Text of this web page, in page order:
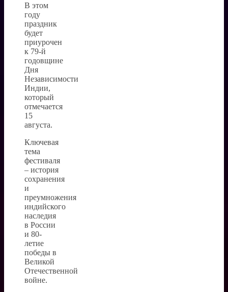
В этом
году
праздник
будет
приурочен
к 79-й
годовщине
Дня
Независимости
Индии,
который
отмечается
15
августа.
Ключевая
тема
фестиваля
– история
сохранения
и
преумножения
индийского
наследия
в России
и 80-
летие
победы в
Великой
Отечественной
войне.